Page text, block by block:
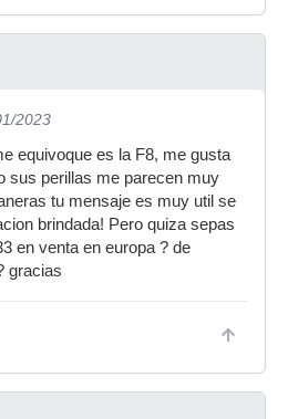
2023
equivoque es la F8, me gusta
sus perillas me parecen muy
tu mensaje es muy util se
brindada! Pero quiza sepas
en venta en europa ? de
gracias